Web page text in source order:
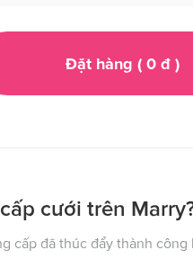
Đặt hàng ( 0đ )
cưới trên
cấp đã thúc đẩy thành